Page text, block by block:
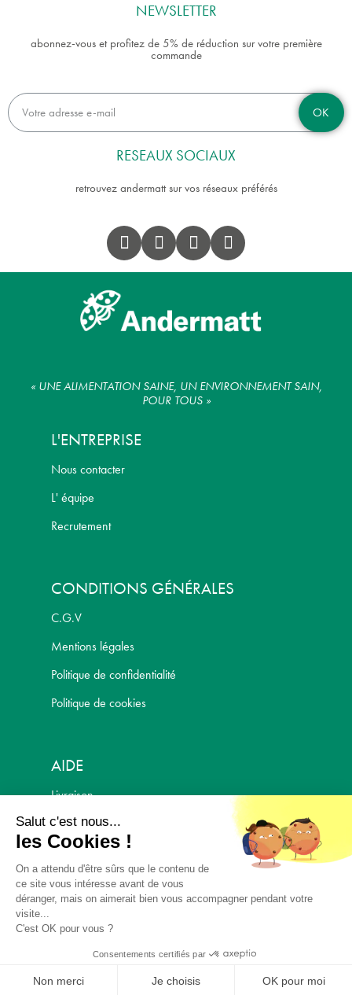
NEWSLETTER
abonnez-vous et profitez de 5% de réduction sur votre première
commande
OK
RESEAUX SOCIAUX
retrouvez andermatt sur vos réseaux préférés
« UNE ALIMENTATION SAINE, UN ENVIRONNEMENT SAIN,
POUR TOUS »
L'ENTREPRISE
Nous contacter
L' équipe
Recrutement
CONDITIONS GÉNÉRALES
C.G.V
Mentions légales
Politique de confidentialité
Politique de cookies
AIDE
Livraison
Politique de retour
Paiement Sécurisé
ANDERMATT - SITE GRAND PUBLIC
Andermatt France est agréée pour la distribution de produits
phytopharmaceutiques -
© Andermatt France 2026
Salut c'est nous...
les Cookies !
On a attendu d'être sûrs que le contenu de
ce site vous intéresse avant de vous
déranger, mais on aimerait bien vous accompagner pendant votre
visite...
C'est OK pour vous ?
Consentements certifiés par
Non merci Je choisis OK pour moi